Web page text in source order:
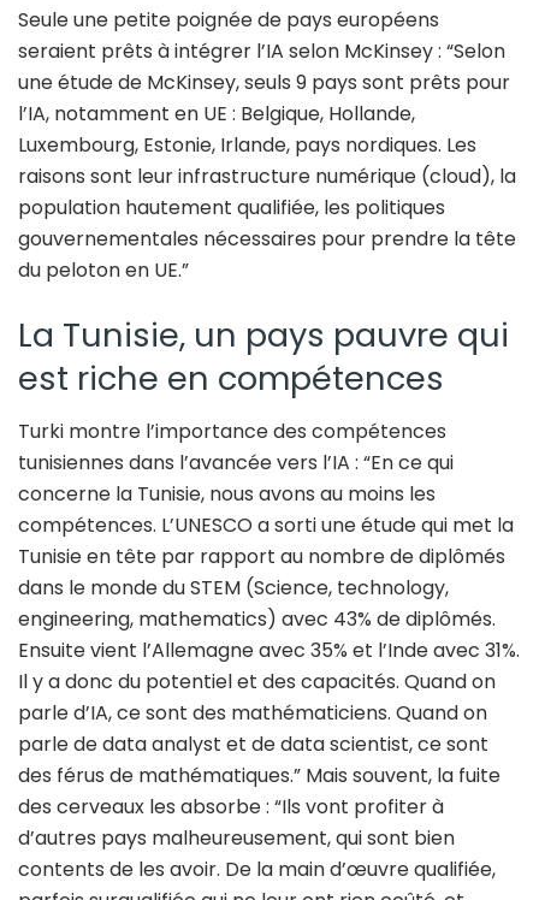
Seule une petite poignée de pays européens
seraient prêts à intégrer l’IA selon McKinsey : “Selon
une étude de McKinsey, seuls 9 pays sont prêts pour
l’IA, notamment en UE : Belgique, Hollande,
Luxembourg, Estonie, Irlande, pays nordiques. Les
raisons sont leur infrastructure numérique (cloud), la
population hautement qualifiée, les politiques
gouvernementales nécessaires pour prendre la tête
du peloton en UE.”
La Tunisie, un pays pauvre qui
est riche en compétences
Turki montre l’importance des compétences
tunisiennes dans l’avancée vers l’IA : “En ce qui
concerne la Tunisie, nous avons au moins les
compétences. L’UNESCO a sorti une étude qui met la
Tunisie en tête par rapport au nombre de diplômés
dans le monde du STEM (Science, technology,
engineering, mathematics) avec 43% de diplômés.
Ensuite vient l’Allemagne avec 35% et l’Inde avec 31%.
Il y a donc du potentiel et des capacités. Quand on
parle d’IA, ce sont des mathématiciens. Quand on
parle de data analyst et de data scientist, ce sont
des férus de mathématiques.” Mais souvent, la fuite
des cerveaux les absorbe : “Ils vont profiter à
d’autres pays malheureusement, qui sont bien
contents de les avoir. De la main d’œuvre qualifiée,